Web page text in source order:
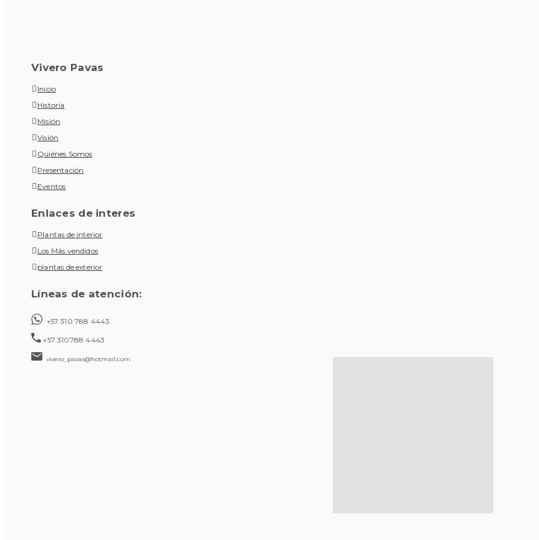
Vivero Pavas
Inicio
Historia
Misión
Visión
Quiénes Somos
Presentación
Eventos
Enlaces de interes
Plantas de interior
Los Más vendidos
plantas de exterior
Líneas de atención:
+57 310 788 4443
+57 310788 4443
vivero_pavas@hotmail.com